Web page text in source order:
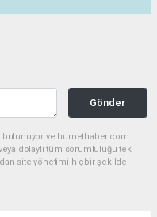
Gönder
bulunuyor ve hurnethaber.com
dolaylı tüm sorumluluğu tek
site yönetimi hiçbir şekilde